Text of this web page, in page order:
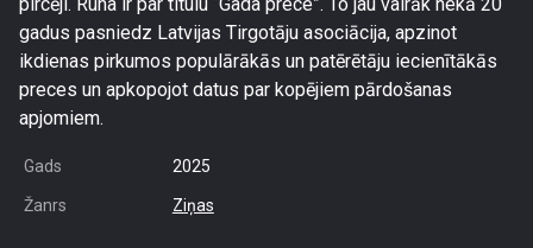
gadus pasniedz Latvijas Tirgotāju asociācija, apzinot
ikdienas pirkumos populārākās un patērētāju iecienītākās
preces un apkopojot datus par kopējiem pārdošanas
apjomiem.
Gads 2025
Žanrs Ziņas